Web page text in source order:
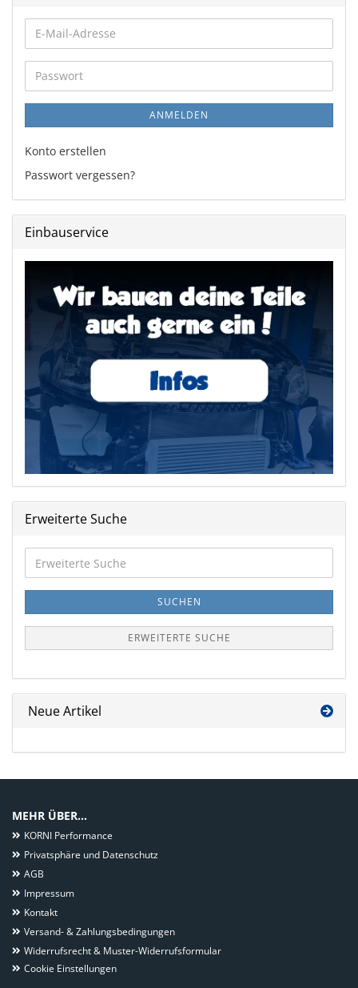
E-
Mail-
Adresse
Passwort
ANMELDEN
Konto erstellen
Passwort vergessen?
Einbauservice
Erweiterte Suche
Suche
SUCHEN
ERWEITERTE SUCHE
Neue Artikel
MEHR ÜBER...
KORNI Performance
Privatsphäre und Datenschutz
AGB
Impressum
Kontakt
Versand- & Zahlungsbedingungen
Widerrufsrecht & Muster-Widerrufsformular
Cookie Einstellungen